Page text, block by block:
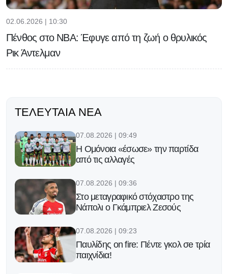
02.06.2026 | 10:30
Πένθος στο NBA: Έφυγε από τη ζωή ο θρυλικός
Ρικ Άντελμαν
ΤΕΛΕΥΤΑΊΑ ΝΈΑ
07.08.2026 | 09:49
Η Ομόνοια «έσωσε» την παρτίδα
από τις αλλαγές
07.08.2026 | 09:36
Στο μεταγραφικό στόχαστρο της
Νάπολι ο Γκάμπριελ Ζεσούς
07.08.2026 | 09:23
Παυλίδης on fire: Πέντε γκολ σe τρία
παιχνίδια!